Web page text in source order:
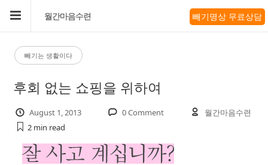
월간마음수련 빼기명상 무료상담
빼기는 생활이다
후회 없는 쇼핑을 위하여
August 1, 2013 0 Comment
월간마음수련
2 min read